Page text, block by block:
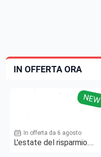
IN OFFERTA ORA
NEW
In offerta da 6 agosto
L'estate del risparmio.